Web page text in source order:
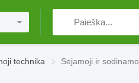
technika Sėjamoji ir